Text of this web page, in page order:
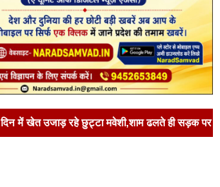
दिन में खेत उजाड़ रहे छुट्टा मवेशी,शाम ढलते ही सड़क पर